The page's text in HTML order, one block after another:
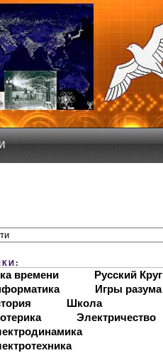
времени
Русский Круг
Игры разума
Школа
Электричество